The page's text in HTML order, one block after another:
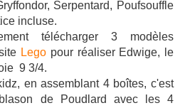
Serpentard, Poufsouffle
incluse.
télécharger 3 modèles
Lego pour réaliser Edwige, le
9 3/4.
en assemblant 4 boîtes, c'est
de Poudlard avec les 4